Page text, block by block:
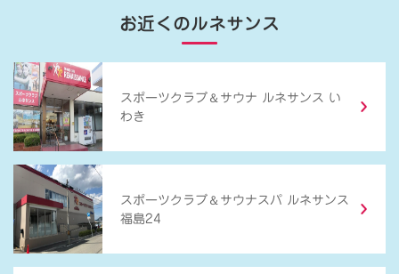
お近くのルネサンス
スポーツクラブ ＆ サウナ ルネサンス い
わき
スポーツクラブ ＆ サウナスパ ルネサンス
福島24